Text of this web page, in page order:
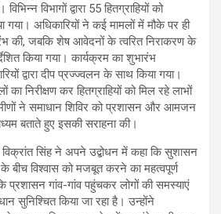
विभागों द्वारा 55 हितग्राहियों को
गया। अधिकारियों ने कई मामलों में मौके पर ही
की, जबकि शेष आवेदनों के त्वरित निराकरण के
किया गया। कार्यक्रम का शुभारंभ
द्वारा दीप प्रज्ज्वलन के साथ किया गया।
का निरीक्षण कर हितग्राहियों को मिल रहे लाभों
ने समाधान शिविर को प्रशासन और आमजन
बताते हुए इसकी सराहना की।
विक्रांत सिंह ने अपने उद्बोधन में कहा कि सुशासन
विश्वास को मजबूत करने का महत्वपूर्ण
प्रशासन गांव-गांव पहुंचकर लोगों की समस्याएं
सुनिश्चित किया जा रहा है। उन्होंने